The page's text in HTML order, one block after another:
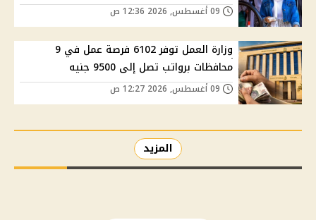
وزارة العمل توفر 6102 فرصة عمل في 9
محافظات برواتب تصل إلى 9500 جنيه
المزيد